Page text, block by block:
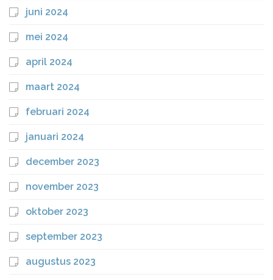
juni 2024
mei 2024
april 2024
maart 2024
februari 2024
januari 2024
december 2023
november 2023
oktober 2023
september 2023
augustus 2023